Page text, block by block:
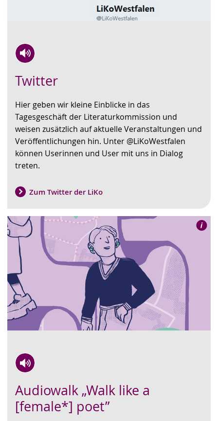
Twitter
Leichten
wechseln.
Audio-
Video
Deutscher
Gebärdensprache
wird
angezeigt.
Hier geben wir kleine Einblicke in das
Tagesgeschäft der Literaturkommission und
weisen zusätzlich auf aktuelle Veranstaltungen und
Veröffentlichungen hin. Unter @LiKoWestfalen
können Userinnen und User mit uns in Dialog
treten.
Zum Twitter der LiKo
Audiowalk „Walk like a
[female*] poet”
Leichten
Sprache
wechseln.
Audio-
Unterstützung.
Video
in
Deutscher